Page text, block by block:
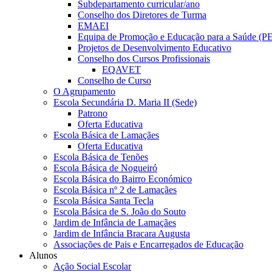
Subdepartamento curricular/ano
Conselho dos Diretores de Turma
EMAEI
Equipa de Promoção e Educação para a Saúde
Projetos de Desenvolvimento Educativo
Conselho dos Cursos Profissionais
EQAVET
Conselho de Curso
O Agrupamento
Escola Secundária D. Maria II (Sede)
Patrono
Oferta Educativa
Escola Básica de Lamaçães
Oferta Educativa
Escola Básica de Tenões
Escola Básica de Nogueiró
Escola Básica do Bairro Económico
Escola Básica nº 2 de Lamaçães
Escola Básica Santa Tecla
Escola Básica de S. João do Souto
Jardim de Infância de Lamaçães
Jardim de Infância Bracara Augusta
Associações de Pais e Encarregados de Educação
Alunos
Ação Social Escolar